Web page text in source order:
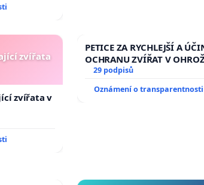
zvířata
zvířata v
PETICE ZA RYCHLEJŠÍ A
OCHRANU ZVÍŘAT V
29 podpisů
Oznámení o transparentnosti